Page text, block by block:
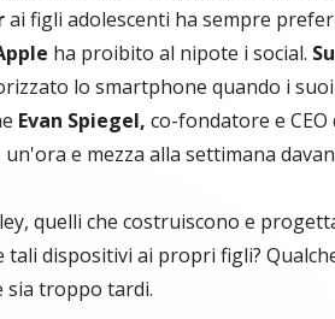
ai figli adolescenti ha sempre
ha proibito al nipote i social.
lo smartphone quando i
Evan Spiegel, co-fondatore e CEO
e mezza alla settimana
quelli che costruiscono e
dispositivi ai propri figli?
sia troppo tardi.